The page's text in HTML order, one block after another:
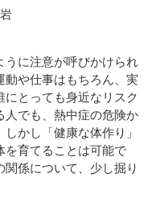
うに注意が呼びかけられ
動や仕事はもちろん、実
とっても身近なリスク
人でも、熱中症の危険か
かし「健康な体作り」
を育てることは可能で
係について、少し掘り